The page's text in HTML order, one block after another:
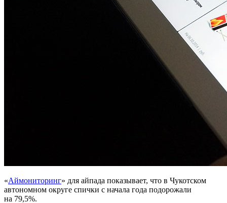
«Аймониторинг» для айпада показывает, что в Чукотском
автономном округе спички с начала года подорожали
на 79,5%.